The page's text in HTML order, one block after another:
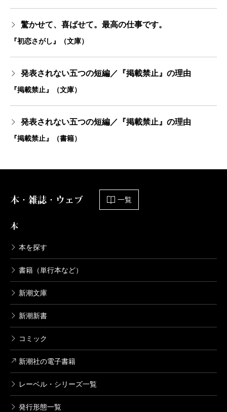
驚かせて、喜ばせて。最高の仕事です。
『初恋さがし』（文庫）
発表されない五つの短編／『掲載禁止』の理由
『掲載禁止』（文庫）
発表されない五つの短編／『掲載禁止』の理由
『掲載禁止』（書籍）
本・雑誌・ウェブ 一覧
本
本を探す
書籍（単行本など）
新潮文庫
新潮新書
コミック
新潮社の電子書籍
レーベル・シリーズ一覧
発行形態一覧